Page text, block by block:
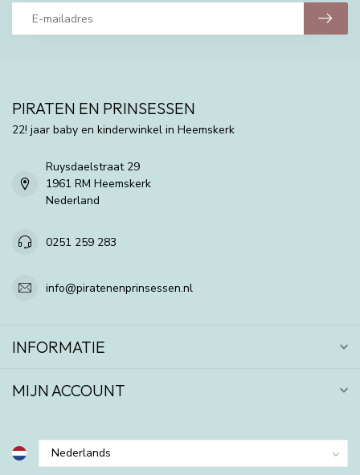
PIRATEN EN PRINSESSEN
22! jaar baby en kinderwinkel in Heemskerk
Ruysdaelstraat 29
1961 RM Heemskerk
Nederland
0251 259 283
info@piratenenprinsessen.nl
INFORMATIE
MIJN ACCOUNT